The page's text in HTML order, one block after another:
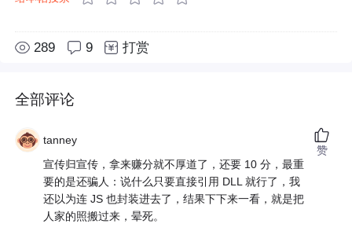
289 9 打赏
全部评论
tanney
宣传归宣传，拿来赚分就不厚道了，还要 10 分，最重
要的是还骗人：说什么只要直接引用 DLL 就行了，我
还以为连 JS 也封装进去了，结果下下来一看，就是把
人家的照搬过来，晕死。
赞